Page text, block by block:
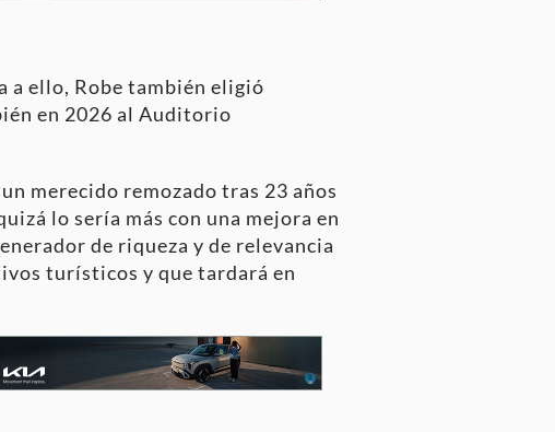
a ello, Robe también eligió
en 2026 al Auditorio
merecido remozado tras 23 años
lo sería más con una mejora en
de riqueza y de relevancia
turísticos y que tardará en